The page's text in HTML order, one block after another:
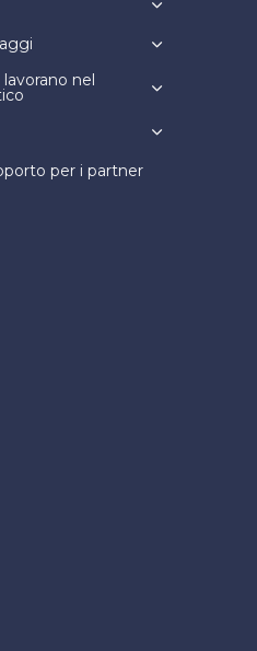
nel
per i partner